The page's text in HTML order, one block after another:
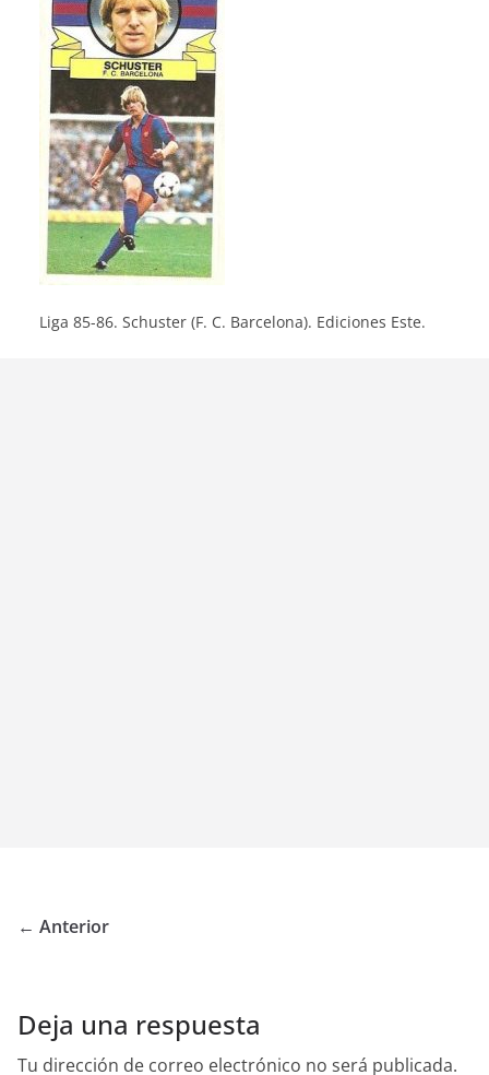
Liga 85-86. Schuster (F. C. Barcelona). Ediciones Este.
← Anterior
Deja una respuesta
Tu dirección de correo electrónico no será publicada.